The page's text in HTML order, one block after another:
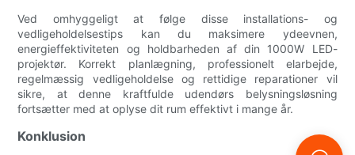
Ved omhyggeligt at følge disse installations- og
vedligeholdelsestips kan du maksimere ydeevnen,
energieffektiviteten og holdbarheden af ​​din 1000W LED-
projektør. Korrekt planlægning, professionelt elarbejde,
regelmæssig vedligeholdelse og rettidige reparationer vil
sikre, at denne kraftfulde udendørs belysningsløsning
fortsætter med at oplyse dit rum effektivt i mange år.
Konklusion